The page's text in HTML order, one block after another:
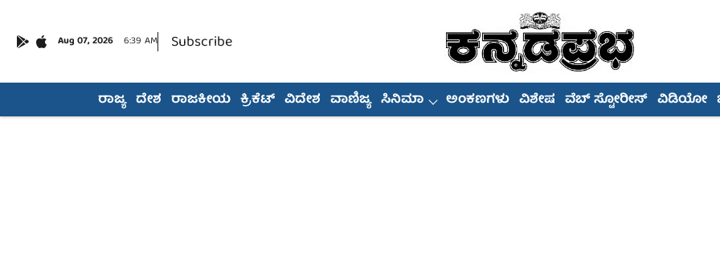
Aug 07, 2026 6:39 AM Subscribe
ರಾಜ್ಯ ದೇಶ ರಾಜಕೀಯ ಕ್ರಿಕೆಟ್ ವಿದೇಶ ವಾಣಿಜ್ಯ ಸಿನಿಮಾ ಅಂಕಣಗಳು ವಿಶೇಷ ವೆಬ್ ಸ್ಟೋರೀಸ್ ವಿಡಿಯೋ